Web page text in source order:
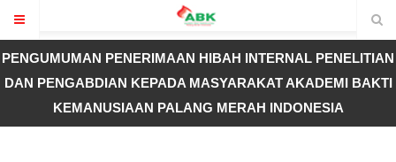
PENGUMUMAN PENERIMAAN HIBAH INTERNAL PENELITIAN
DAN PENGABDIAN KEPADA MASYARAKAT AKADEMI BAKTI
KEMANUSIAAN PALANG MERAH INDONESIA